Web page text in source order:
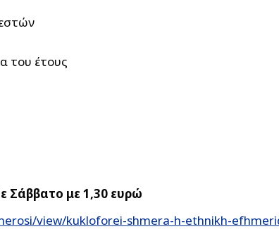
του έτους
Σάββατο με 1,30 ευρώ
view/kukloforei-shmera-h-ethnikh-